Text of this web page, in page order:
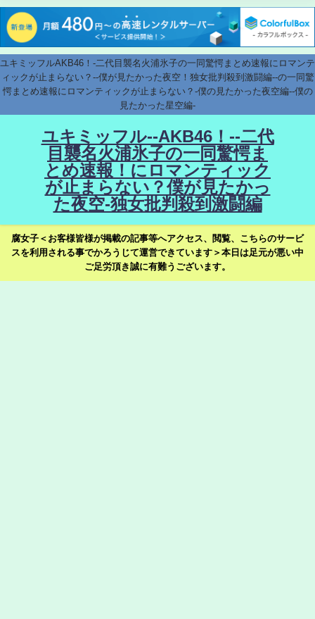
ユキミッフルAKB46！-二代目襲名火浦氷子の一同驚愕まとめ速報にロマンテ
ィックが止まらない？--僕が見たかった夜空！独女批判殺到激闘編--の一同驚
愕まとめ速報にロマンティックが止まらない？-僕の見たかった夜空編--僕の
見たかった星空編-
ユキミッフル--AKB46！--二代
目襲名火浦氷子の一同驚愕ま
とめ速報！にロマンティック
が止まらない？僕が見たかっ
た夜空-独女批判殺到激闘編
腐女子＜お客様皆様が掲載の記事等へアクセス、閲覧、こちらのサービ
スを利用される事でかろうじて運営できています＞本日は足元が悪い中
ご足労頂き誠に有難うございます。